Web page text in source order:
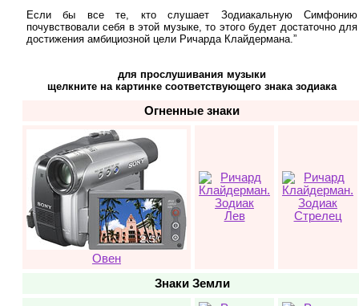
Если бы все те, кто слушает Зодиакальную Симфонию
почувствовали себя в этой музыке, то этого будет достаточно для
достижения амбициозной цели Ричарда Клайдермана.”
для прослушивания музыки
щелкните на картинке соответствующего знака зодиака
Огненные знаки
Овен
Лев Стрелец
Знаки Земли